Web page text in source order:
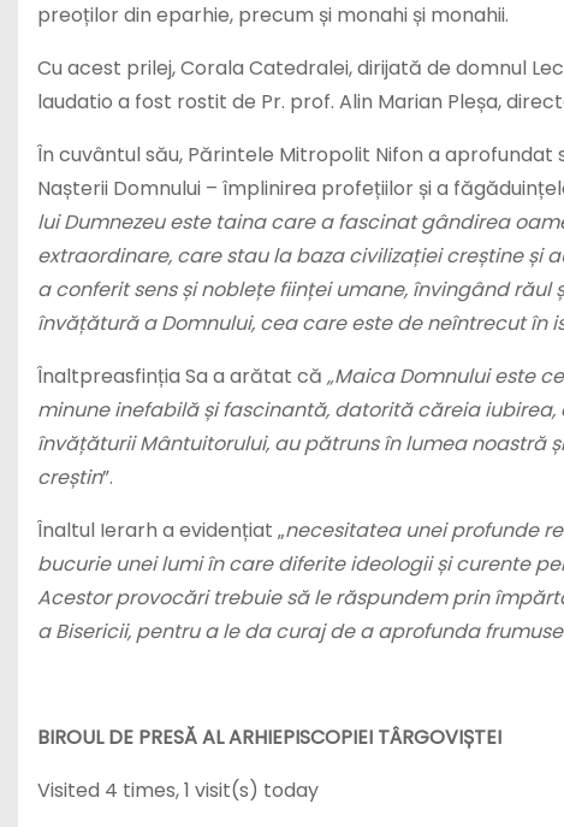
preoților din eparhie, precum și monahi și monahii.
Cu acest prilej, Corala Catedralei, dirijată de domnul
laudatio a fost rostit de Pr. prof. Alin Marian Pleșa,
În cuvântul său, Părintele Mitropolit Nifon a
Nașterii Domnului – împlinirea profețiilor și a
lui Dumnezeu este taina care a fascinat gândirea
extraordinare, care stau la baza civilizației creștine
a conferit sens și noblețe ființei umane, învingând
învățătură a Domnului, cea care este de neîntrecut în
Înaltpreasfinția Sa a arătat că „Maica Domnului este
minune inefabilă și fascinantă, datorită căreia
învățăturii Mântuitorului, au pătruns în lumea noastră
creștin”.
Înaltul Ierarh a evidențiat „necesitatea unei profunde
bucurie unei lumi în care diferite ideologii și curente
Acestor provocări trebuie să le răspundem prin
a Bisericii, pentru a le da curaj de a aprofunda
BIROUL DE PRESĂ AL ARHIEPISCOPIEI TÂRGOVIȘTEI
Visited 4 times, 1 visit(s) today